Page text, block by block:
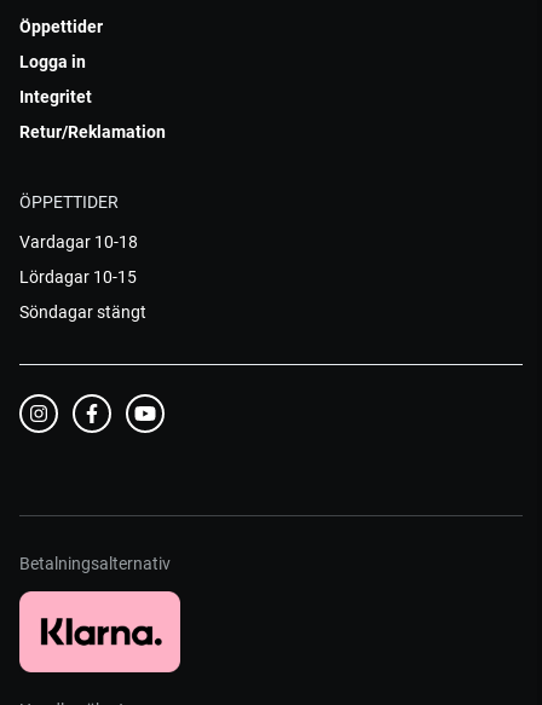
Öppettider
Logga in
Integritet
Retur/Reklamation
ÖPPETTIDER
Vardagar 10-18
Lördagar 10-15
Söndagar stängt
Betalningsalternativ